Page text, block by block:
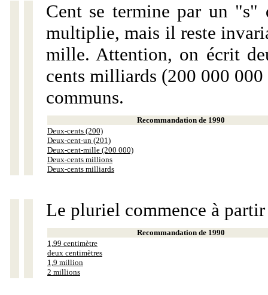
Cent se termine par un "s"
multiplie, mais il reste
mille. Attention, on écrit
cents milliards (200 000
communs.
Recommandation de 1990
Deux-cents (200)
Deux-cent-un (201)
Deux-cent-mille (200 000)
Deux-cents millions
Deux-cents milliards
Le pluriel commence à
Recommandation de 1990
1,99 centimètre
deux centimètres
1,9 million
2 millions